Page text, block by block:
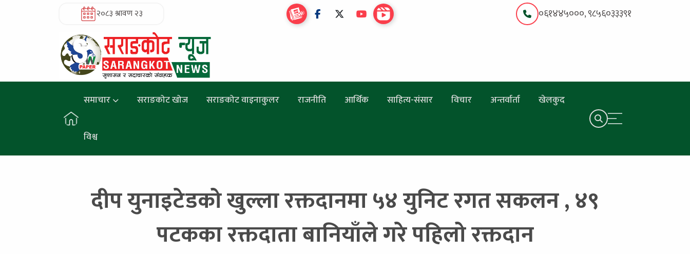
२०८३ श्रावण २३ ०६१४४५०००, ९८५६०३३३९१
समाचार सराङकोट खोज सराङकोट वाइनाकुलर राजनीति आर्थिक साहित्य-संसार विचार अन्तर्वार्ता खेलकुद
विश्व
दीप युनाइटेडको खुल्ला रक्तदानमा ५४ युनिट रगत सकलन , ४९
पटकका रक्तदाता बानियाँले गरे पहिलो रक्तदान